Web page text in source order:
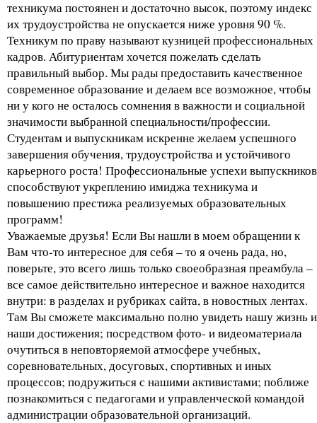
техникума постоянен и достаточно высок, поэтому индекс
их трудоустройства не опускается ниже уровня 90 %.
Техникум по праву называют кузницей профессиональных
кадров. Абитуриентам хочется пожелать сделать
правильный выбор. Мы рады предоставить качественное
современное образование и делаем все возможное, чтобы
ни у кого не осталось сомнения в важности и социальной
значимости выбранной специальности/профессии.
Студентам и выпускникам искренне желаем успешного
завершения обучения, трудоустройства и устойчивого
карьерного роста! Профессиональные успехи выпускников
способствуют укреплению имиджа техникума и
повышению престижа реализуемых образовательных
программ!
Уважаемые друзья! Если Вы нашли в моем обращении к
Вам что-то интересное для себя – то я очень рада, но,
поверьте, это всего лишь только своеобразная преамбула –
все самое действительно интересное и важное находится
внутри: в разделах и рубриках сайта, в новостных лентах.
Там Вы сможете максимально полно увидеть нашу жизнь и
наши достижения; посредством фото- и видеоматериала
очутиться в неповторяемой атмосфере учебных,
соревновательных, досуговых, спортивных и иных
процессов; подружиться с нашими активистами; поближе
познакомиться с педагогами и управленческой командой
администрации образовательной организаций.